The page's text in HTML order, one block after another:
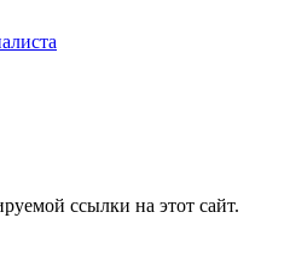
ссылки на этот сайт.